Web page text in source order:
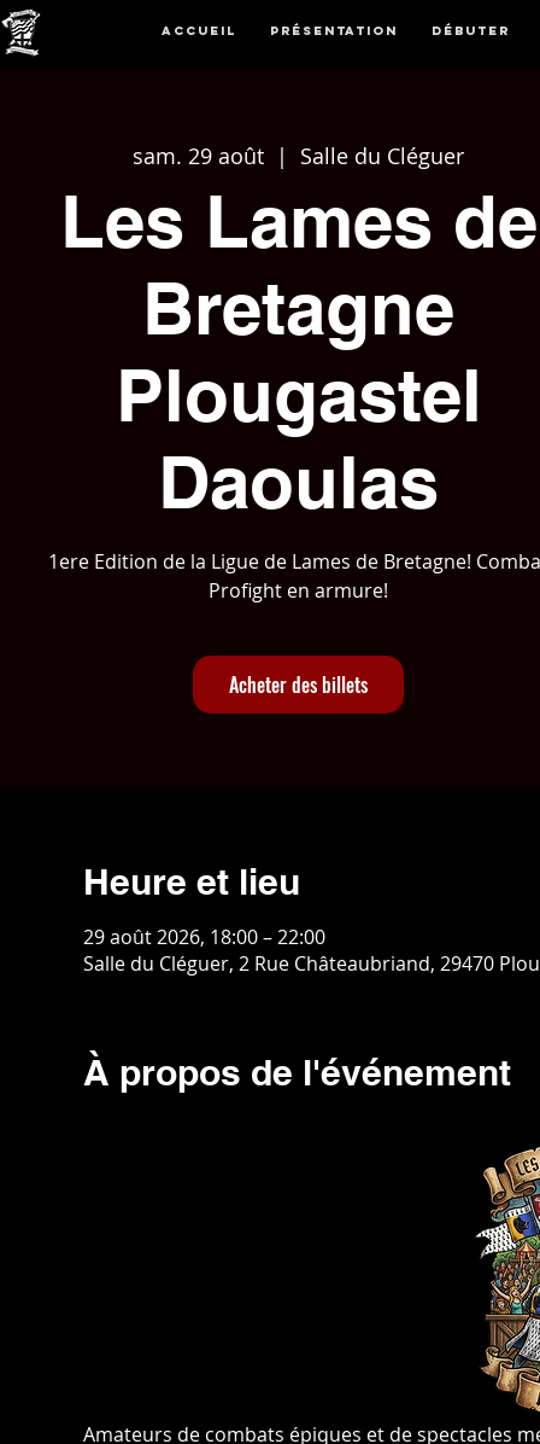
Accueil Présentation Débuter
sam. 29 août
  |
Salle du Cléguer
Les Lames de
Bretagne
Plougastel
Daoulas
1ere Edition de la Ligue de Lames de Bretagne!
Profight en armure!
Acheter des billets
Heure et lieu
29 août 2026, 18:00 – 22:00
Salle du Cléguer, 2 Rue Châteaubriand, 29470
À propos de l'événement
Amateurs de combats épiques et de spectacles